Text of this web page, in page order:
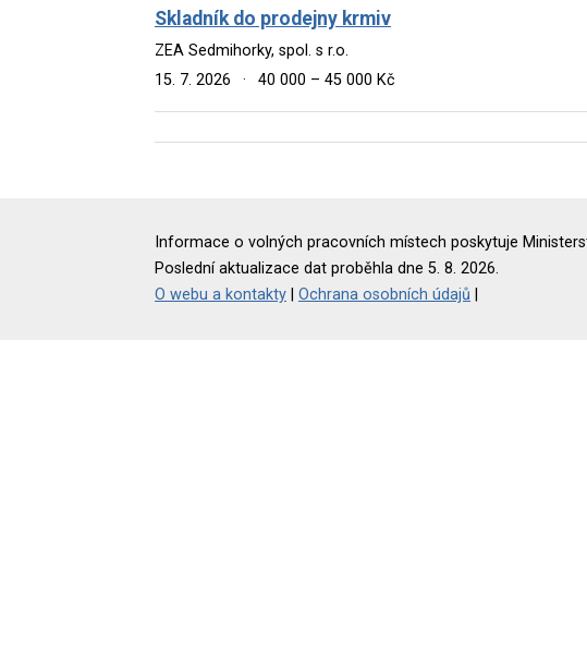
Skladník do prodejny krmiv
ZEA Sedmihorky, spol. s r.o.
15. 7. 2026
· 40 000 – 45 000 Kč
Informace o volných pracovních místech poskytuje
Poslední aktualizace dat proběhla dne 5. 8. 2026.
O webu a kontakty
Ochrana osobních údajů